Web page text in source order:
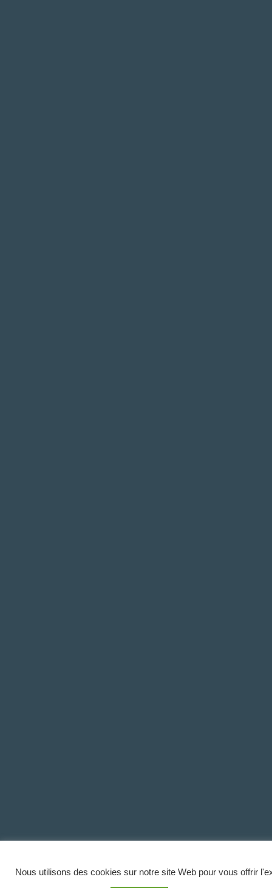
Nous utilisons des cookies sur notre site Web pour vous offrir